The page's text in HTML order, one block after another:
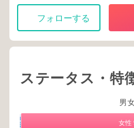
フォローする
ステータス・特
男
男
性
女性